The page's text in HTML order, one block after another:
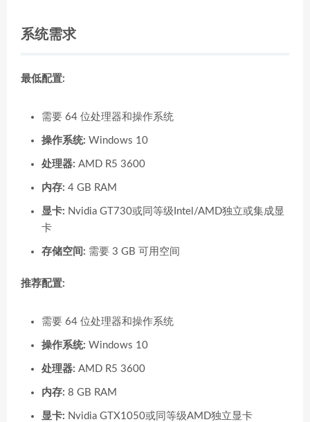
系统需求
最低配置:
需要 64 位处理器和操作系统
操作系统: Windows 10
处理器: AMD R5 3600
内存: 4 GB RAM
显卡: Nvidia GT730或同等级Intel/AMD独立或集成显
卡
存储空间: 需要 3 GB 可用空间
推荐配置:
需要 64 位处理器和操作系统
操作系统: Windows 10
处理器: AMD R5 3600
内存: 8 GB RAM
显卡: Nvidia GTX1050或同等级AMD独立显卡